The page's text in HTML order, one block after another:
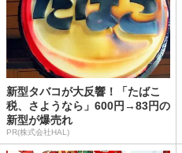
新型タバコが大反響！「たばこ
税、さようなら」600円→83円の
新型が爆売れ
PR(株式会社HAL)